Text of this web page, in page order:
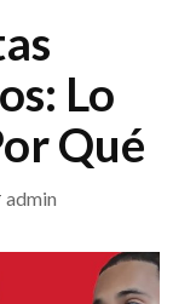
Lo
Qué
admin